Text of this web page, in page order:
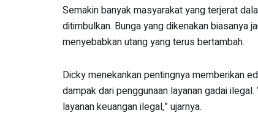
Semakin banyak masyarakat yang terjerat
ditimbulkan. Bunga yang dikenakan biasanya
menyebabkan utang yang terus bertambah.
Dicky menekankan pentingnya memberikan
dampak dari penggunaan layanan gadai
layanan keuangan ilegal,” ujarnya.